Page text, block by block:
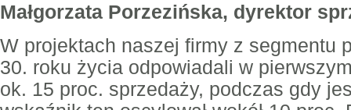
Małgorzata Porzezińska, dyrektor
W projektach naszej firmy z segmentu
30. roku życia odpowiadali w
ok. 15 proc. sprzedaży, podczas gdy